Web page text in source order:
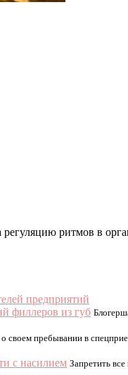
ритмов в
предприятий
филлеров из губ
о своем пребывании в
с насилием Запретить